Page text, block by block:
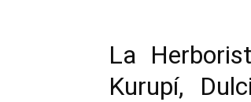
La
Kurupí,